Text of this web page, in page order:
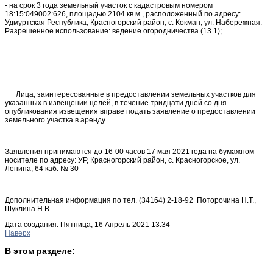
- на срок 3 года земельный участок с кадастровым номером
18:15:049002:626, площадью 2104 кв.м., расположенный по адресу:
Удмуртская Республика, Красногорский район, с. Кокман, ул. Набережная.
Разрешенное использование: ведение огородничества (13.1);
Лица, заинтересованные в предоставлении земельных участков для
указанных в извещении целей, в течение тридцати дней со дня
опубликования извещения вправе подать заявление о предоставлении
земельного участка в аренду.
Заявления принимаются до 16-00 часов 17 мая 2021 года на бумажном
носителе по адресу: УР, Красногорский район, с. Красногорское, ул.
Ленина, 64 каб. № 30
Дополнительная информация по тел. (34164) 2-18-92 Поторочина Н.Т.,
Шуклина Н.В.
Дата создания: Пятница, 16 Апрель 2021 13:34
Наверх
В этом разделе: